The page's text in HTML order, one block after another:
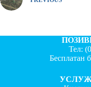
Тел:
Бесплатан